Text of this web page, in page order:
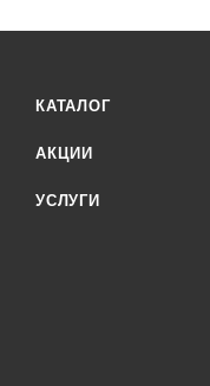
КАТАЛОГ
АКЦИИ
УСЛУГИ